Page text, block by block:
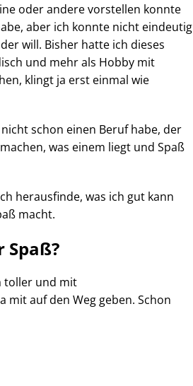
oder andere vorstellen konnte
aber ich konnte nicht eindeutig
will. Bisher hatte ich dieses
und mehr als Hobby mit
klingt ja erst einmal wie
schon einen Beruf habe, der
was einem liegt und Spaß
herausfinde, was ich gut kann
macht.
Spaß?
toller und mit
mit auf den Weg geben. Schon